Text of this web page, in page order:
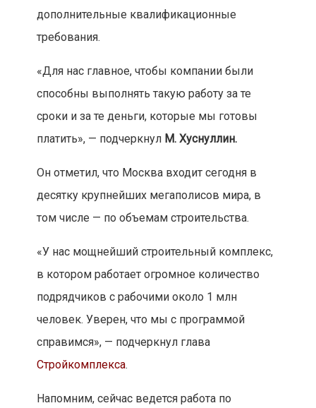
дополнительные квалификационные
требования.
«Для нас главное, чтобы компании были
способны выполнять такую работу за те
сроки и за те деньги, которые мы готовы
платить», — подчеркнул М. Хуснуллин.
Он отметил, что Москва входит сегодня в
десятку крупнейших мегаполисов мира, в
том числе — по объемам строительства.
«У нас мощнейший строительный комплекс,
в котором работает огромное количество
подрядчиков с рабочими около 1 млн
человек. Уверен, что мы с программой
справимся», — подчеркнул глава
Стройкомплекса.
Напомним, сейчас ведется работа по